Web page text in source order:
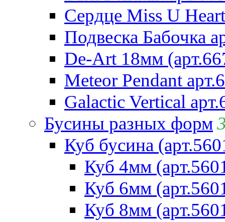
Сердце Miss U
Подвеска Бабочка
De-Art 18мм
Meteor Pendant
Galactic Vertical
Бусины разных форм
Куб бусина
Куб 4мм
Куб 6мм
Куб 8мм